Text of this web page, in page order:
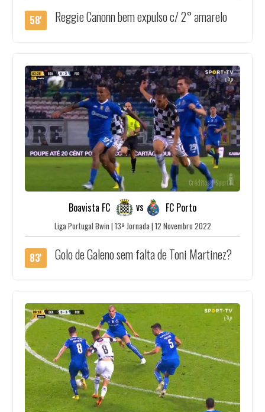
58' Reggie Canonn bem expulso c/ 2° amarelo
Créditos | SportTv
Boavista FC vs FC Porto
Liga Portugal Bwin | 13ª Jornada | 12 Novembro 2022
83' Golo de Galeno sem falta de Toni Martinez?